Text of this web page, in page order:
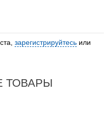
зарегистрируйтесь или
ТОВАРЫ